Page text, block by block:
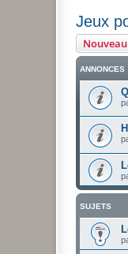
Jeux
ANNONCES
SUJETS